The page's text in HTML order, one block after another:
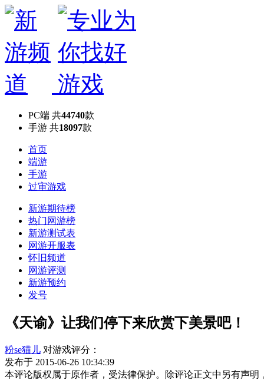
PC端 共44740款
手游 共18097款
首页
端游
手游
过审游戏
新游期待榜
热门网游榜
新游测试表
网游开服表
怀旧频道
网游评测
新游预约
发号
《天谕》让我们停下来欣赏下美景吧！
粉se猫儿 对游戏评分：
发布于 2015-06-26 10:34:39
本评论版权属于原作者，受法律保护。除评论正文中另有声